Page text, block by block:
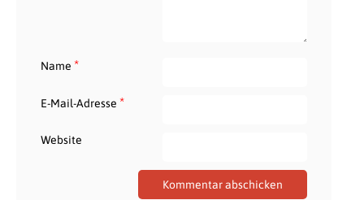
Name *
E-Mail-Adresse *
Website